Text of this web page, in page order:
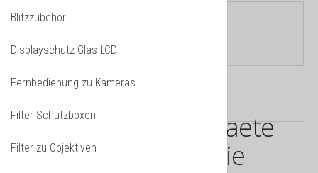
Aktuelle Seite:
Ladegeräte
Blitzzubehör
Displayschutz Glas LCD
Fernbedienung zu Kameras
Filter Schutzboxen
Filter zu Objektiven